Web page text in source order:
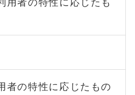
用者の特性に応じたも
者の特性に応じたもの